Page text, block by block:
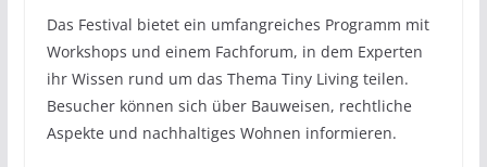
Das Festival bietet ein umfangreiches Programm mit
Workshops und einem Fachforum, in dem Experten
ihr Wissen rund um das Thema Tiny Living teilen.
Besucher können sich über Bauweisen, rechtliche
Aspekte und nachhaltiges Wohnen informieren.